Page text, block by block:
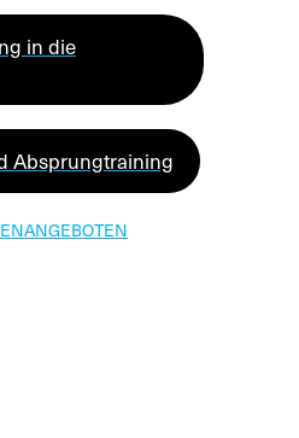
in die
Absprungtraining